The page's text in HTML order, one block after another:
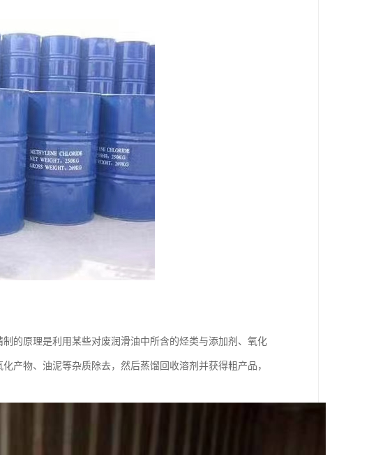
的原理是利用某些对废润滑油中所含的烃类与添加剂、氧化
产物、油泥等杂质除去，然后蒸馏回收溶剂并获得粗产品，